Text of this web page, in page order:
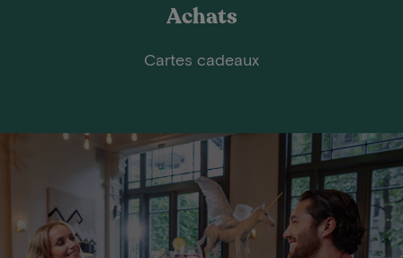
Achats
Cartes cadeaux